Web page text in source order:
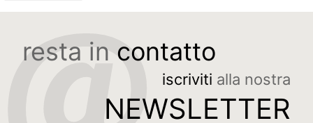
resta in contatto
iscriviti alla nostra
NEWSLETTER